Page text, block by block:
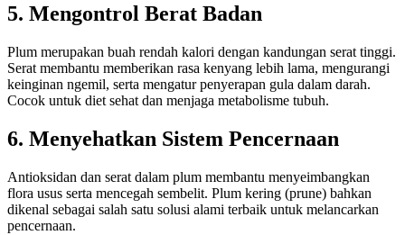
5. Mengontrol Berat Badan
Plum merupakan buah rendah kalori dengan kandungan serat tinggi.
Serat membantu memberikan rasa kenyang lebih lama, mengurangi
keinginan ngemil, serta mengatur penyerapan gula dalam darah.
Cocok untuk diet sehat dan menjaga metabolisme tubuh.
6. Menyehatkan Sistem Pencernaan
Antioksidan dan serat dalam plum membantu menyeimbangkan
flora usus serta mencegah sembelit. Plum kering (prune) bahkan
dikenal sebagai salah satu solusi alami terbaik untuk melancarkan
pencernaan.